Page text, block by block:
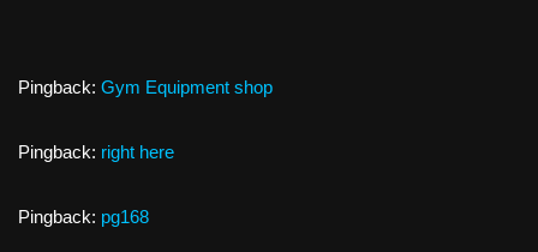
Pingback: Gym Equipment shop
Pingback: right here
Pingback: pg168